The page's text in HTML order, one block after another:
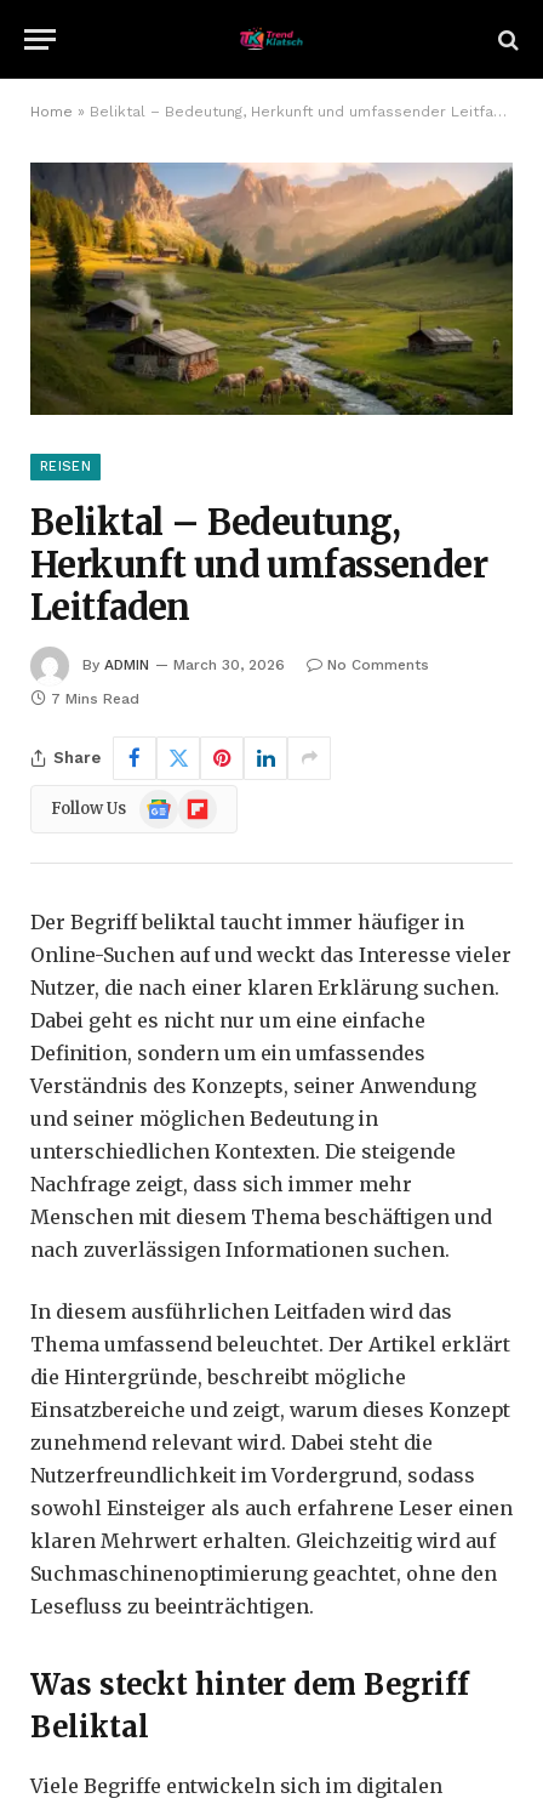
Home » Beliktal – Bedeutung, Herkunft und umfassender Leitfaden
REISEN
Beliktal – Bedeutung,
Herkunft und umfassender
Leitfaden
By ADMIN March 30, 2026
No Comments
7 Mins Read
Share
Follow Us
Google
News
Flipboard
Der Begriff beliktal taucht immer häufiger in
Online-Suchen auf und weckt das Interesse vieler
Nutzer, die nach einer klaren Erklärung suchen.
Dabei geht es nicht nur um eine einfache
Definition, sondern um ein umfassendes
Verständnis des Konzepts, seiner Anwendung
und seiner möglichen Bedeutung in
unterschiedlichen Kontexten. Die steigende
Nachfrage zeigt, dass sich immer mehr
Menschen mit diesem Thema beschäftigen und
nach zuverlässigen Informationen suchen.
In diesem ausführlichen Leitfaden wird das
Thema umfassend beleuchtet. Der Artikel erklärt
die Hintergründe, beschreibt mögliche
Einsatzbereiche und zeigt, warum dieses Konzept
zunehmend relevant wird. Dabei steht die
Nutzerfreundlichkeit im Vordergrund, sodass
sowohl Einsteiger als auch erfahrene Leser einen
klaren Mehrwert erhalten. Gleichzeitig wird auf
Suchmaschinenoptimierung geachtet, ohne den
Lesefluss zu beeinträchtigen.
Was steckt hinter dem Begriff
Beliktal
Viele Begriffe entwickeln sich im digitalen